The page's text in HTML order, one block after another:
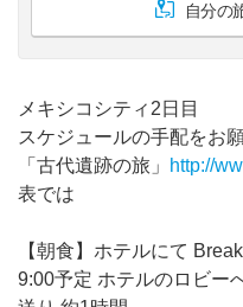
自分の
メキシコシティ2日目
スケジュールの手配をお
「古代遺跡の旅」
http://
表では
【朝食】ホテルにて
9:00予定 ホテルのロビー